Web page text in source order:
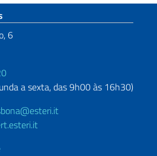
6
a sexta, das 9h00 às 16h30)